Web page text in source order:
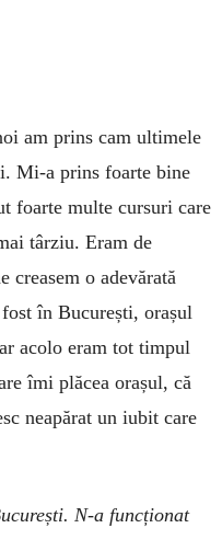
am prins cam ultimele
Mi-a prins foarte bine
foarte multe cursuri care
târziu. Eram de
creasem o adevărată
în București, orașul
acolo eram tot timpul
îmi plăcea orașul, că
neapărat un iubit care
N-a func­ționat